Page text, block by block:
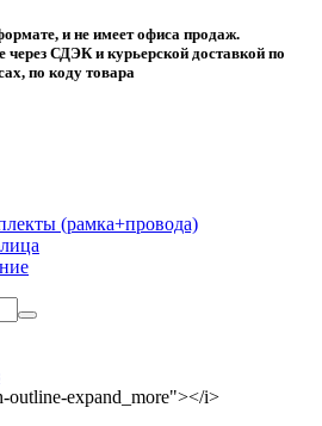
и не имеет офиса продаж.
через СДЭК и курьерской доставкой по
по коду товара
(рамка+провода)
outline-expand_more"></i>